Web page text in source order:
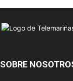
SOBRE